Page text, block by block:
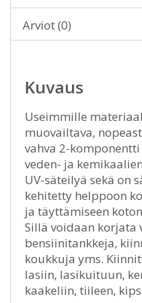
Arviot (0)
Kuvaus
Useimmille
muovailtava,
vahva 2-
veden- ja
UV-säteilyä sekä on
kehitetty helppoon
ja täyttämiseen
Sillä voidaan korjata
bensiinitankkeja,
koukkuja yms.
lasiin, lasikuituun,
kaakeliin, tiileen,